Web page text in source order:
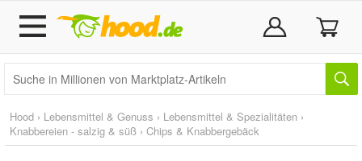
Hood › Lebensmittel & Genuss › Lebensmittel & Spezialitäten ›
Knabbereien - salzig & süß › Chips & Knabbergebäck